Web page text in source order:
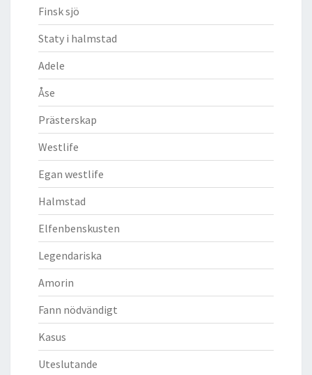
Finsk sjö
Staty i halmstad
Adele
Åse
Prästerskap
Westlife
Egan westlife
Halmstad
Elfenbenskusten
Legendariska
Amorin
Fann nödvändigt
Kasus
Uteslutande